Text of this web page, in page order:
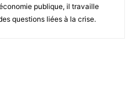
publique, il travaille
questions liées à la crise.